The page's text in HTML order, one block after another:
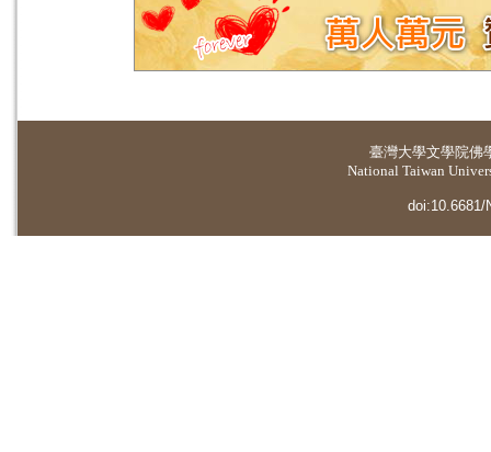
臺灣大學文學院佛
National Taiwan
doi:10.6681/